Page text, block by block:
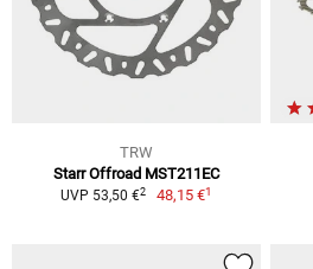
TRW
Starr Offroad MST211EC
UVP 53,50 €2 48,15 €1